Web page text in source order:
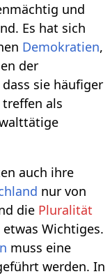
und
Es hat sich
Demokratien,
der
sie häufiger
als
auch ihre
nur von
die Pluralität
Wichtiges.
muss eine
werden. In